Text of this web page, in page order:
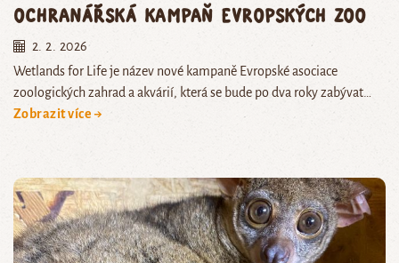
ochranářská kampaň evropských zoo
2. 2. 2026
Wetlands for Life je název nové kampaně Evropské asociace
zoologických zahrad a akvárií, která se bude po dva roky zabývat…
Zobrazit více →